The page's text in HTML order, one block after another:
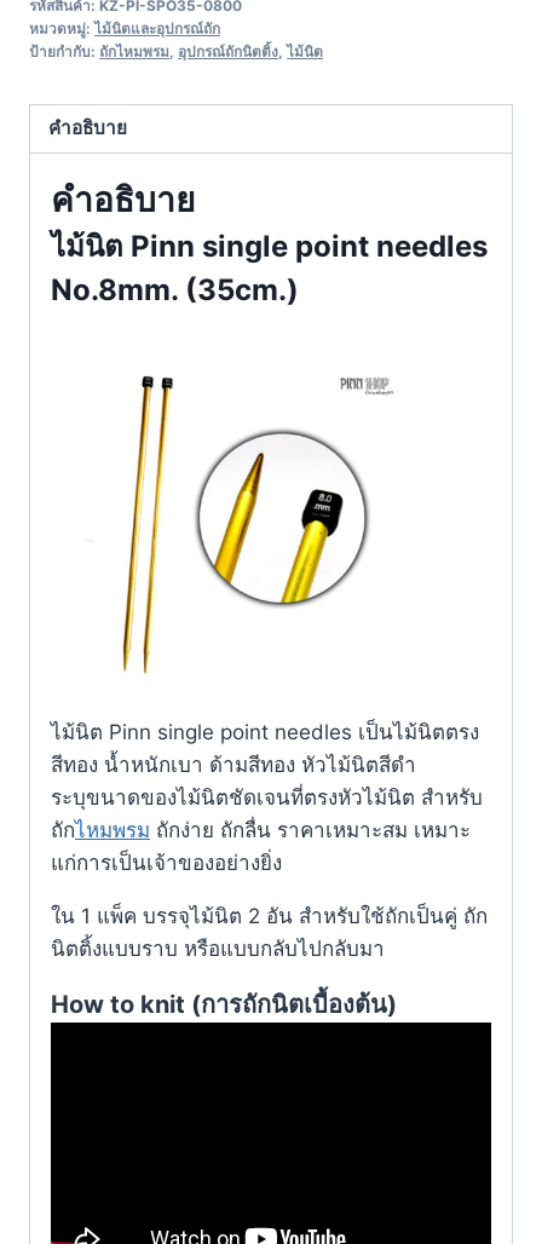
รหัสสินค้า: KZ-PI-SPO35-0800
หมวดหมู่:ไม้นิตและอุปกรณ์ถัก
ป้ายกำกับ: ถักไหมพรม อุปกรณ์ถักนิตติ้ง ,ไม้นิต
คำอธิบาย
คำอธิบาย
ไม้นิต Pinn single point needles
No.8mm. (35cm.)
ไม้นิต Pinn single point needles เป็นไม้นิตตรง
สีทอง น้ำหนักเบา ด้ามสีทอง หัวไม้นิตสีดำ
ระบุขนาดของไม้นิตชัดเจนที่ตรงหัวไม้นิต สำหรับ
ถักไหมพรม ถักง่าย ถักลื่น ราคาเหมาะสม เหมาะ
แก่การเป็นเจ้าของอย่างยิ่ง
ใน 1 แพ็ค บรรจุไม้นิต 2 อัน สำหรับใช้ถักเป็นคู่ ถัก
นิตติ้งแบบราบ หรือแบบกลับไปกลับมา
How to knit (การถักนิตเบื้องต้น)